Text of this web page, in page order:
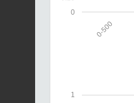
0
0-500
1